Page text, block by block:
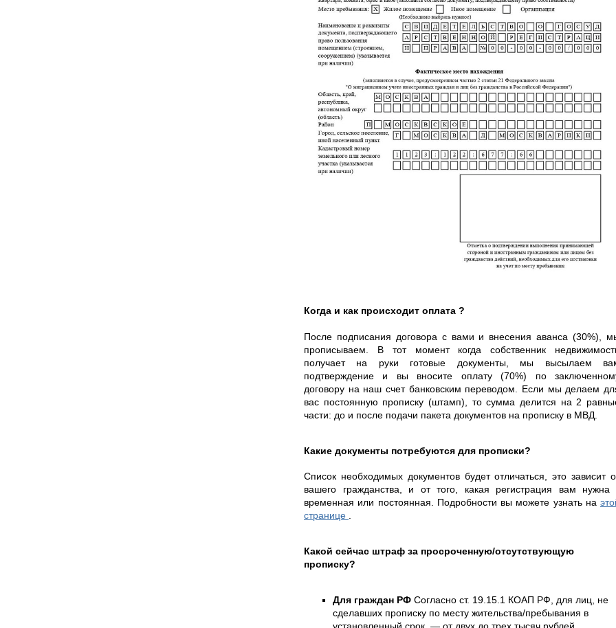
Когда и как происходит оплата ?
После подписания договора с вами и внесения аванса (30%),
прописываем. В тот момент когда собственник
получает на руки готовые документы, мы высылаем
подтверждение и вы вносите оплату (70%) по
договору на наш счет банковским переводом. Если мы делаем
вас постоянную прописку (штамп), то сумма делится на 2
части: до и после подачи пакета документов на прописку в МВД.
Какие документы потребуются для прописки?
Список необходимых документов будет отличаться, это зависит
вашего гражданства, и от того, какая регистрация вам нужна
временная или постоянная. Подробности вы можете узнать на
странице .
Какой сейчас штраф за просроченную/отсутствующую
прописку?
Для граждан РФ Согласно ст. 19.15.1 КОАП РФ, для лиц, не
сделавших прописку по месту жительства/пребывания в
установленный срок, — от двух до трех тысяч рублей.